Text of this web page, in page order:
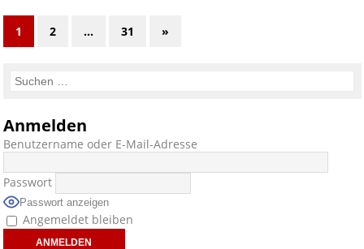
1 2 … 31 »
Anmelden
Benutzername oder E-Mail-Adresse
Passwort
Passwort anzeigen
Angemeldet bleiben